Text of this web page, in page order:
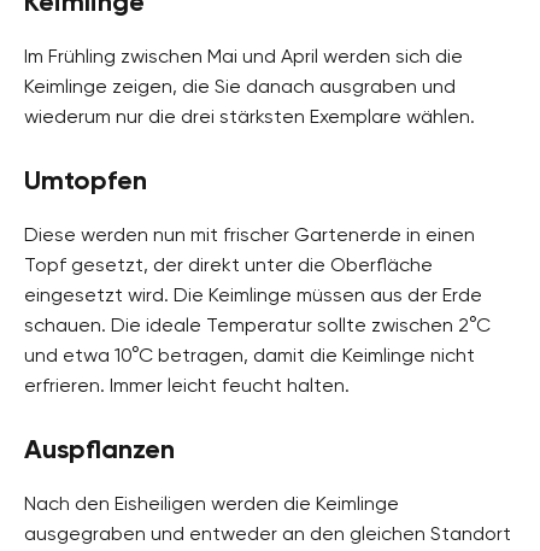
Im Frühling zwischen Mai und April werden sich die
Keimlinge zeigen, die Sie danach ausgraben und
wiederum nur die drei stärksten Exemplare wählen.
Umtopfen
Diese werden nun mit frischer Gartenerde in einen
Topf gesetzt, der direkt unter die Oberfläche
eingesetzt wird. Die Keimlinge müssen aus der Erde
schauen. Die ideale Temperatur sollte zwischen 2°C
und etwa 10°C betragen, damit die Keimlinge nicht
erfrieren. Immer leicht feucht halten.
Auspflanzen
Nach den Eisheiligen werden die Keimlinge
ausgegraben und entweder an den gleichen Standort